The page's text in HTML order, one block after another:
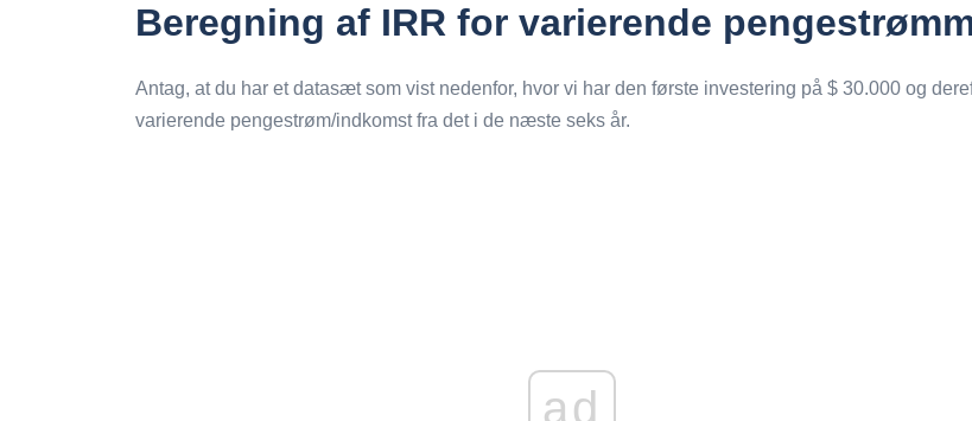
Beregning af IRR for varierende
Antag, at du har et datasæt som vist nedenfor, hvor vi har den første investering på $ 30.000 og
varierende pengestrøm/indkomst fra det i de næste seks år.
ad